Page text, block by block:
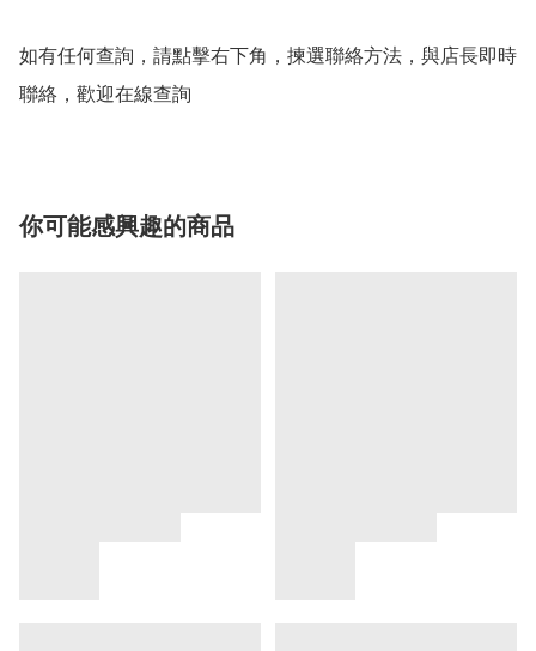
如有任何查詢，請點擊右下角，揀選聯絡方法，與店長即時
聯絡，歡迎在線查詢
你可能感興趣的商品